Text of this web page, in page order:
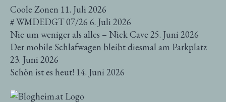
Coole Zonen 11. Juli 2026
# WMDEDGT 07/26 6. Juli 2026
Nie um weniger als alles – Nick Cave 25. Juni 2026
Der mobile Schlafwagen bleibt diesmal am Parkplatz
23. Juni 2026
Schön ist es heut! 14. Juni 2026